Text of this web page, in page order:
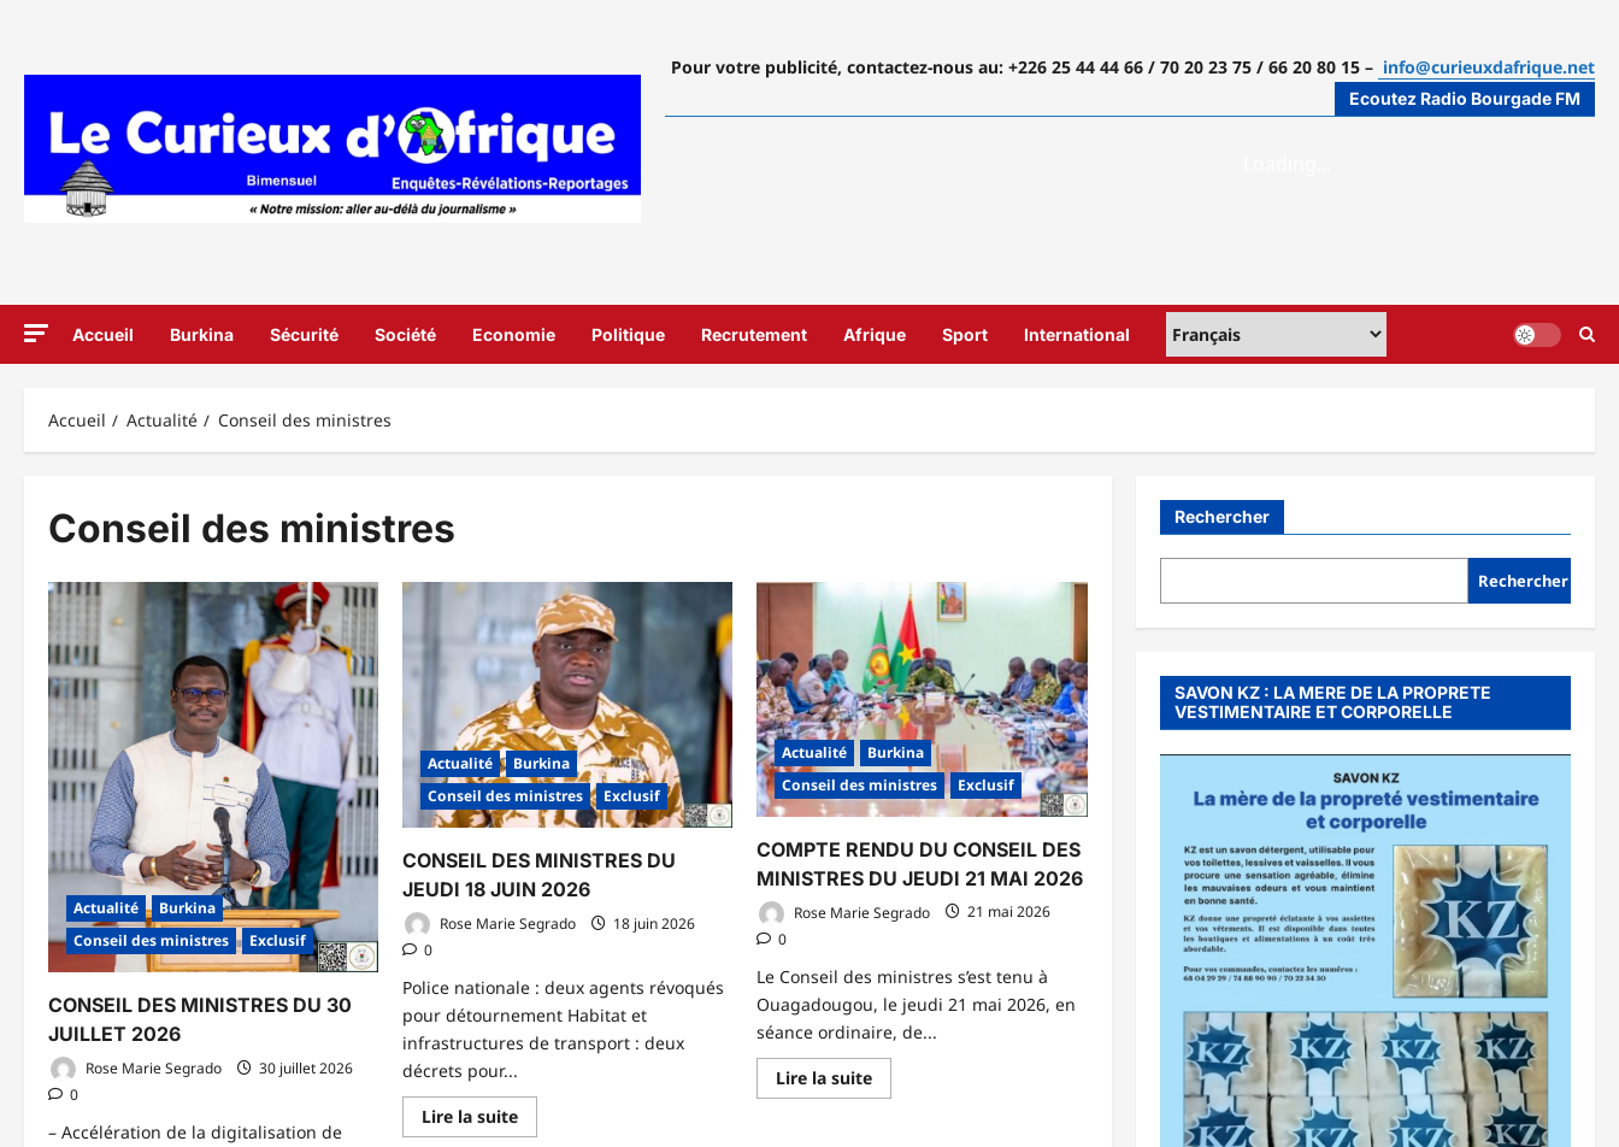
Pour votre publicité, contactez-nous au: +226 25 44 44 66 / 70 20 23 75 / 66 20 80 15 – info@curieuxdafrique.net
Ecoutez Radio Bourgade FM
Accueil Burkina Sécurité Société Economie Politique Recrutement Afrique Sport International
Accueil Actualité Conseil des ministres
Conseil des ministres
Actualité
Burkina
Conseil des ministres
Exclusif
CONSEIL DES MINISTRES DU 30
JUILLET 2026
Rose Marie Segrado
30 juillet 2026
0
– Accélération de la digitalisation de
Actualité
Burkina
Conseil des ministres
Exclusif
CONSEIL DES MINISTRES DU
JEUDI 18 JUIN 2026
Rose Marie Segrado
18 juin 2026
0
Police nationale : deux agents révoqués
pour détournement Habitat et
infrastructures de transport : deux
décrets pour...
Lire la suiteEn
savoir
Actualité
Burkina
Conseil des ministres
Exclusif
COMPTE RENDU DU CONSEIL DES
MINISTRES DU JEUDI 21 MAI 2026
Rose Marie Segrado
21 mai 2026
0
Le Conseil des ministres s’est tenu à
Ouagadougou, le jeudi 21 mai 2026, en
séance ordinaire, de...
Lire la suiteEn
savoir
Rechercher
Rechercher
SAVON KZ : LA MERE DE LA PROPRETE
VESTIMENTAIRE ET CORPORELLE